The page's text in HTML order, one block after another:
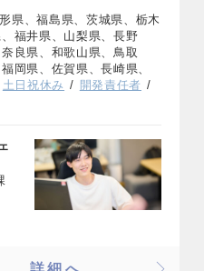
県、福島県、茨城県、栃木
福井県、山梨県、長野
良県、和歌山県、鳥取
岡県、佐賀県、長崎県、
土日祝休み
開発責任者